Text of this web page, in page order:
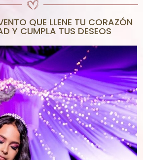
QUE LLENE TU CORAZÓN
Y CUMPLA TUS DESEOS